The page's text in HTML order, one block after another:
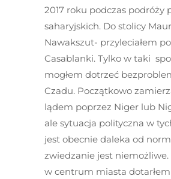
2017 roku podczas podróży
saharyjskich. Do stolicy
Nawakszut- przyleciałem
Casablanki. Tylko w taki
mogłem dotrzeć
Czadu. Początkowo
lądem poprzez Niger lub
ale sytuacja polityczna w
jest obecnie daleka od
zwiedzanie jest
w centrum miasta